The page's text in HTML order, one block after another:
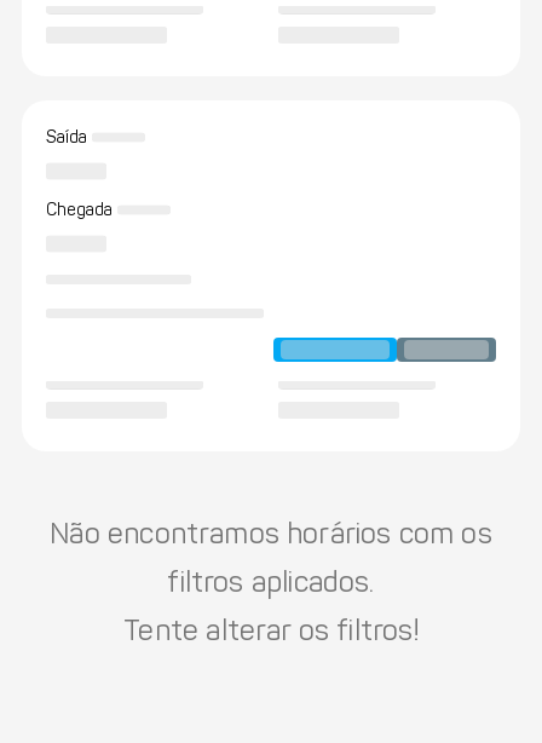
Saída
Chegada
Não encontramos horários com os
filtros aplicados.
Tente alterar os filtros!